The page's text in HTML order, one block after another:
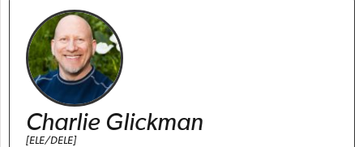
Charlie Glickman
[ELE/DELE]